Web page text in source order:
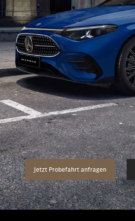
Benz
AMG
Maybach
vereinbaren
Flotten- &
Leasing
Garantie
Digitale
Mercedes-
Zubehör &
Jetzt Probefahrt anfragen